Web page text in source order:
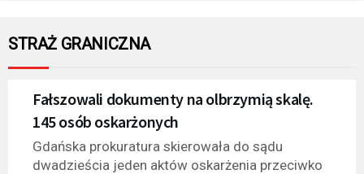
STRAŻ GRANICZNA
Fałszowali dokumenty na olbrzymią skalę.
145 osób oskarżonych
Gdańska prokuratura skierowała do sądu
dwadzieścia jeden aktów oskarżenia przeciwko